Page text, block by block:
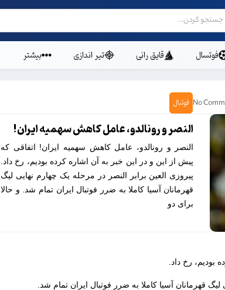
فوتسال قایق رانی تیر اندازی بیشتر
No فوتبال
النصر و رونالدو، عامل کاهش سهمیه ایران!
النصر و رونالدو، عامل کاهش سهمیه ایران! اتفاقی که
پیش از این و در این خبر به آن اشاره کرده بودیم، رخ داد.
پیروزی العین برابر النصر در مرحله یک چهارم نهایی لیگ
قهرمانان آسیا کاملا به ضرر فوتبال ایران تمام شد. و حالا
برای دو
بودیم، رخ داد.
قهرمانان آسیا کاملا به ضرر فوتبال ایران تمام شد.